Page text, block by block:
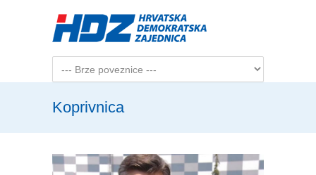
Koprivnica